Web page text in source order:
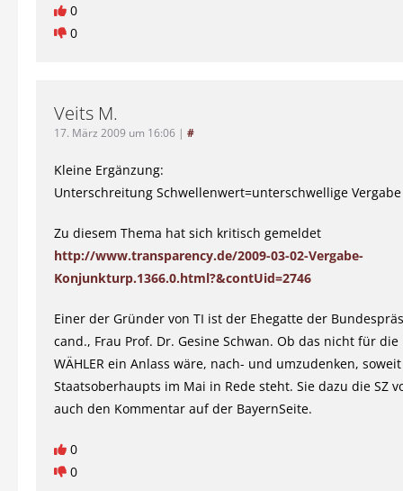
0
0
Veits M.
17. März 2009 um 16:06 | #
Kleine Ergänzung:
Unterschreitung Schwellenwert=unterschwellige Vergabe
Zu diesem Thema hat sich kritisch gemeldet
http://www.transparency.de/2009-03-02-Vergabe-
Konjunkturp.1366.0.html?&contUid=2746
Einer der Gründer von TI ist der Ehegatte der
cand., Frau Prof. Dr. Gesine Schwan. Ob das nicht für die
WÄHLER ein Anlass wäre, nach- und umzudenken,
Staatsoberhaupts im Mai in Rede steht. Sie dazu die SZ
auch den Kommentar auf der BayernSeite.
0
0